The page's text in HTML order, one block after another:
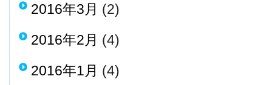
2016年3月 (2)
2016年2月 (4)
2016年1月 (4)